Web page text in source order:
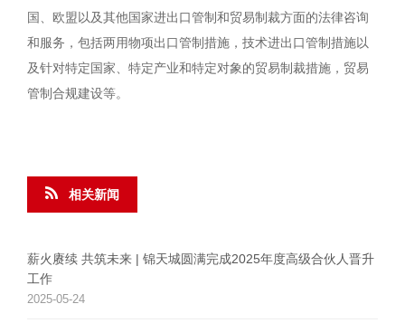
国、欧盟以及其他国家进出口管制和贸易制裁方面的法律咨询
和服务，包括两用物项出口管制措施，技术进出口管制措施以
及针对特定国家、特定产业和特定对象的贸易制裁措施，贸易
管制合规建设等。
相关新闻
薪火赓续 共筑未来 | 锦天城圆满完成2025年度高级合伙人晋升
工作
2025-05-24